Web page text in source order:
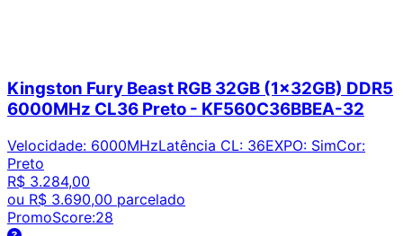
Kingston Fury Beast RGB 32GB (1x32GB) DDR5
6000MHz CL36 Preto - KF560C36BBEA-32
Velocidade: 6000MHzLatência CL: 36EXPO: SimCor:
Preto
R$ 3.284,00
ou R$ 3.690,00 parcelado
PromoScore:28